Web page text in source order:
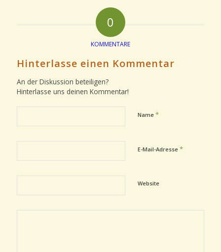
0
KOMMENTARE
Hinterlasse einen Kommentar
An der Diskussion beteiligen?
Hinterlasse uns deinen Kommentar!
Name *
E-Mail-Adresse *
Website